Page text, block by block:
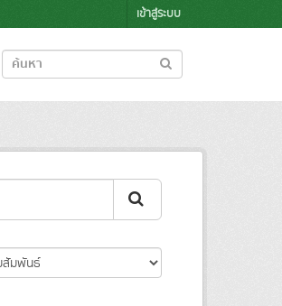
เข้าสู่ระบบ